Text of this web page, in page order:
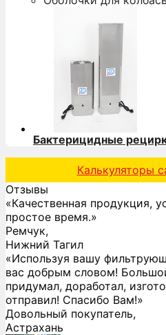
Бактерицидные
Калькуляторы
Отзывы
«Качественная продукция,
простое время.»
Ремчук,
Нижний Тагил
«Используя вашу
вас добрым словом!
придумал, доработал,
отправил! Спасибо Вам!»
Довольный покупатель,
Астрахань